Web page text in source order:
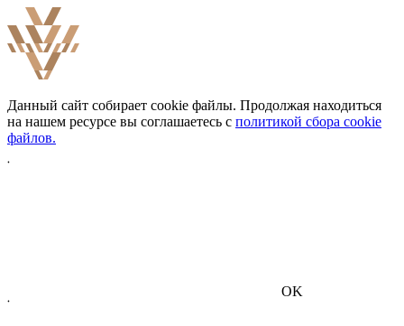
Данный сайт собирает cookie файлы. Продолжая находиться
на нашем ресурсе вы соглашаетесь с политикой сбора cookie
файлов.
OK